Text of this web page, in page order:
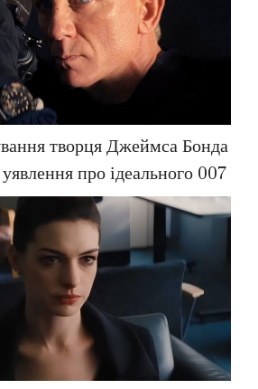
творця Джеймса Бонда
про ідеального 007